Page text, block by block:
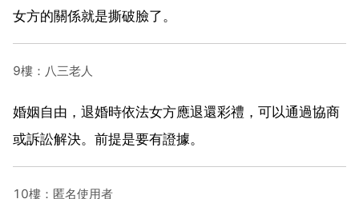
女方的關係就是撕破臉了。
9樓：八三老人
婚姻自由，退婚時依法女方應退還彩禮，可以通過協商
或訴訟解決。前提是要有證據。
10樓：匿名使用者